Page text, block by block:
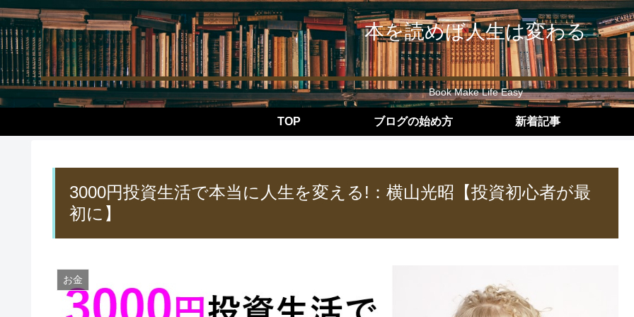
本を読めば人生は変わる
Book Make Life Easy
TOP ブログの始め方 新着記事
3000円投資生活で本当に人生を変える!：横山光昭【投資初心者が最
初に】
お金